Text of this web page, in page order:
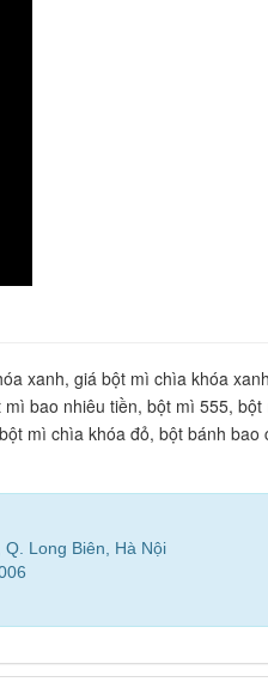
xanh, giá bột mì chìa khóa
bao nhiêu tiền, bột mì 555, bột
mì chìa khóa đỏ, bột bánh bao
Long Biên, Hà Nội